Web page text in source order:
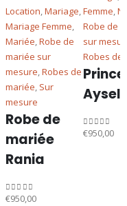
Location,Mariage,
Mariage Femme,
Mariée,Robe de
mariée sur
mesure,Robes de
mariée, Sur
mesure
Robe de
mariée
Rania
0sur 5
€950,00
Femme,
Robe de
sur
Robes de
Aysel
0sur 5
€950,00